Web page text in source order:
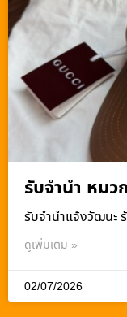
รับจำนำ หมว
รับจํานําแจ้งวัฒนะ
ดูเพิ่มเติม »
02/07/2026